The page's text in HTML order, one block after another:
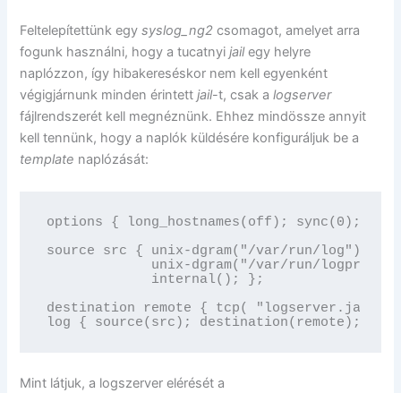
Feltelepítettünk egysyslog_ng2 csomagot, amelyet arra
fogunk használni, hogy a tucatnyijailegy helyre
naplózzon, így hibakereséskor nem kell egyenként
végigjárnunk minden érintettjail-t, csak alogserver
fájlrendszerét kell megnéznünk. Ehhez mindössze annyit
kell tennünk, hogy a naplók küldésére konfiguráljuk be a
template naplózását:
options { long_hostnames(off); sync(0); };
source src { unix-dgram("/var/run/log");
unix-dgram("/var/run/logpriv"
             internal(); };
destination remote { tcp(
log { source(src); destination(remote); };
Mint látjuk, a logszerver elérését a